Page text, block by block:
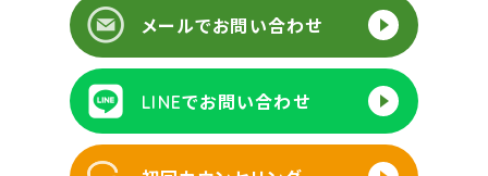
メールでお問い合わせ
LINEでお問い合わせ